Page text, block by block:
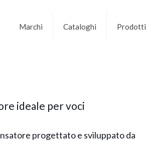
Marchi Cataloghi Prodotti
ideale per voci
progettato e sviluppato da